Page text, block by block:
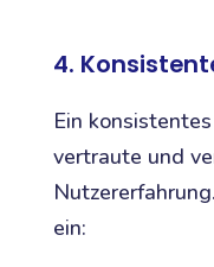
4.
Ein
vertraute und
ein: